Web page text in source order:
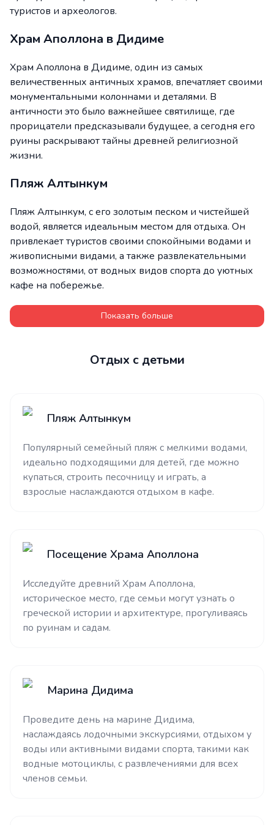
туристов и археологов.
Храм Аполлона в Дидиме
Храм Аполлона в Дидиме, один из самых
величественных античных храмов, впечатляет своими
монументальными колоннами и деталями. В
античности это было важнейшее святилище, где
прорицатели предсказывали будущее, а сегодня его
руины раскрывают тайны древней религиозной
жизни.
Пляж Алтынкум
Пляж Алтынкум, с его золотым песком и чистейшей
водой, является идеальным местом для отдыха. Он
привлекает туристов своими спокойными водами и
живописными видами, а также развлекательными
возможностями, от водных видов спорта до уютных
кафе на побережье.
Показать больше
Отдых с детьми
Пляж Алтынкум
Популярный семейный пляж с мелкими водами,
идеально подходящими для детей, где можно
купаться, строить песочницу и играть, а
взрослые наслаждаются отдыхом в кафе.
Посещение Храма Аполлона
Исследуйте древний Храм Аполлона,
историческое место, где семьи могут узнать о
греческой истории и архитектуре, прогуливаясь
по руинам и садам.
Марина Дидима
Проведите день на марине Дидима,
наслаждаясь лодочными экскурсиями, отдыхом у
воды или активными видами спорта, такими как
водные мотоциклы, с развлечениями для всех
членов семьи.